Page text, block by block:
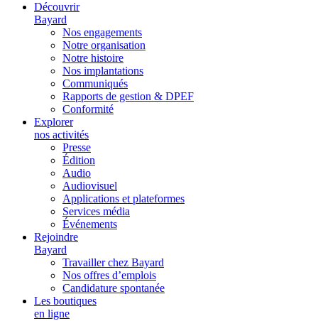
Découvrir
Bayard
Nos engagements
Notre organisation
Notre histoire
Nos implantations
Communiqués
Rapports de gestion & DPEF
Conformité
Explorer
nos activités
Presse
Édition
Audio
Audiovisuel
Applications et plateformes
Services média
Événements
Rejoindre
Bayard
Travailler chez Bayard
Nos offres d’emplois
Candidature spontanée
Les boutiques
en ligne